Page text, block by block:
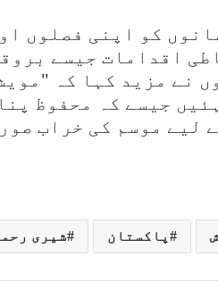
کو اپنی فصلوں
اقدامات جیسے
نے مزید کہا کہ
جیسے کہ محفوظ
لیے موسم کی خراب
پاکستان شیری